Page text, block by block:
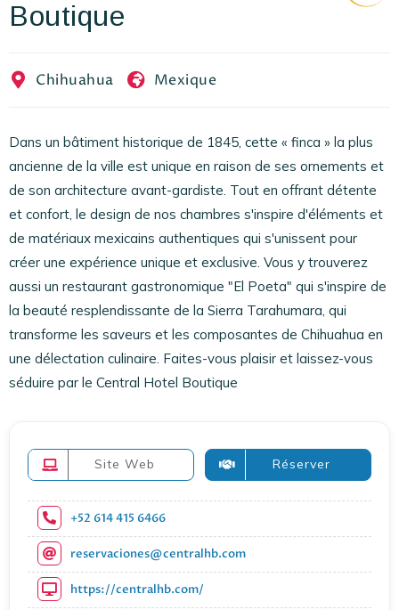
EN
Boutique
Chihuahua Mexique
Dans un bâtiment historique de 1845, cette « finca » la plus
ancienne de la ville est unique en raison de ses ornements et
de son architecture avant-gardiste. Tout en offrant détente
et confort, le design de nos chambres s'inspire d'éléments et
de matériaux mexicains authentiques qui s'unissent pour
créer une expérience unique et exclusive. Vous y trouverez
aussi un restaurant gastronomique "El Poeta" qui s'inspire de
la beauté resplendissante de la Sierra Tarahumara, qui
transforme les saveurs et les composantes de Chihuahua en
une délectation culinaire. Faites-vous plaisir et laissez-vous
séduire par le Central Hotel Boutique
Site Web Réserver
+52 614 415 6466
reservaciones@centralhb.com
https://centralhb.com/